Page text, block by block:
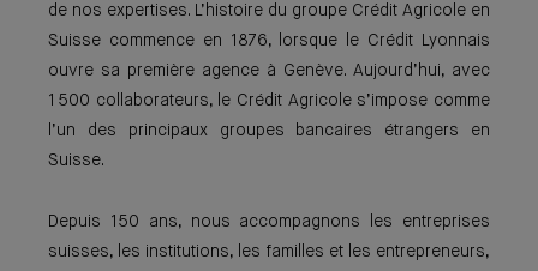
de nos expertises. L’histoire du groupe Crédit Agricole en
Suisse commence en 1876, lorsque le Crédit Lyonnais
ouvre sa première agence à Genève. Aujourd’hui, avec
1 500 collaborateurs, le Crédit Agricole s’impose comme
l’un des principaux groupes bancaires étrangers en
Suisse.
Depuis 150 ans, nous accompagnons les entreprises
suisses, les institutions, les familles et les entrepreneurs,